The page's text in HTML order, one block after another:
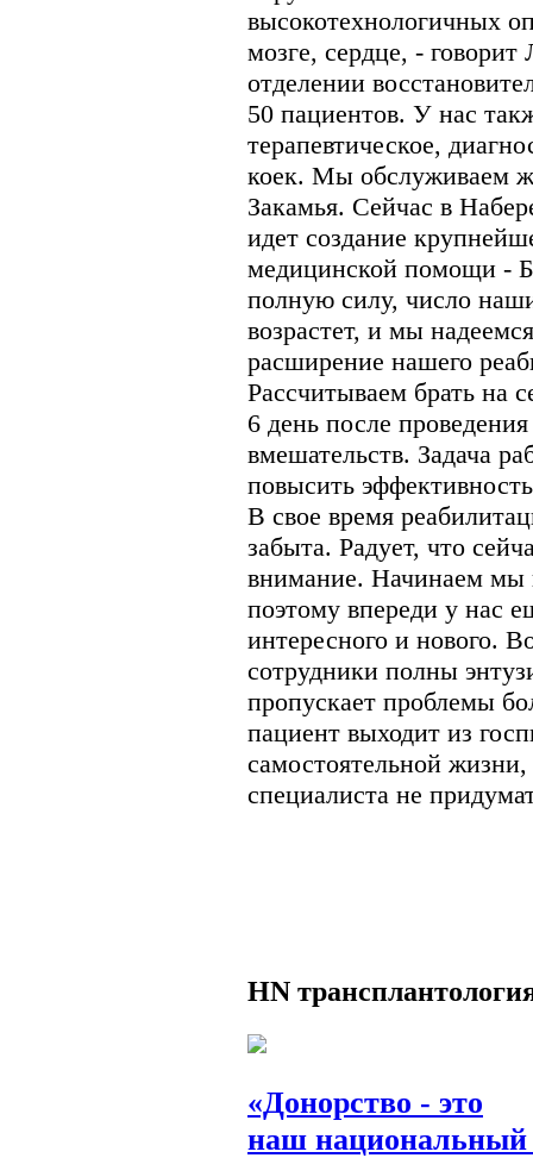
высокотехнологичных
мозге, сердце, -
отделении
50 пациентов. У нас
терапевтическое,
коек. Мы обслуживаем
Закамья. Сейчас в
идет создание
медицинской помощи -
полную силу, число
возрастет, и мы
расширение нашего
Рассчитываем брать
6 день после
вмешательств. Задача
повысить
В свое время
забыта. Радует, что
внимание. Начинаем мы
поэтому впереди у нас
интересного и нового.
сотрудники полны
пропускает проблемы
пациент выходит из
самостоятельной
специалиста не
HN
«Донорство - это
наш национальный